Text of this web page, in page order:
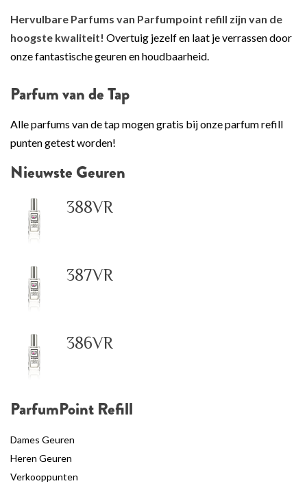
Hervulbare Parfums van Parfumpoint refill zijn van de
hoogste kwaliteit! Overtuig jezelf en laat je verrassen door
onze fantastische geuren en houdbaarheid.
Parfum van de Tap
Alle parfums van de tap mogen gratis bij onze parfum refill
punten getest worden!
Nieuwste Geuren
388VR
387VR
386VR
ParfumPoint Refill
Dames Geuren
Heren Geuren
Verkooppunten